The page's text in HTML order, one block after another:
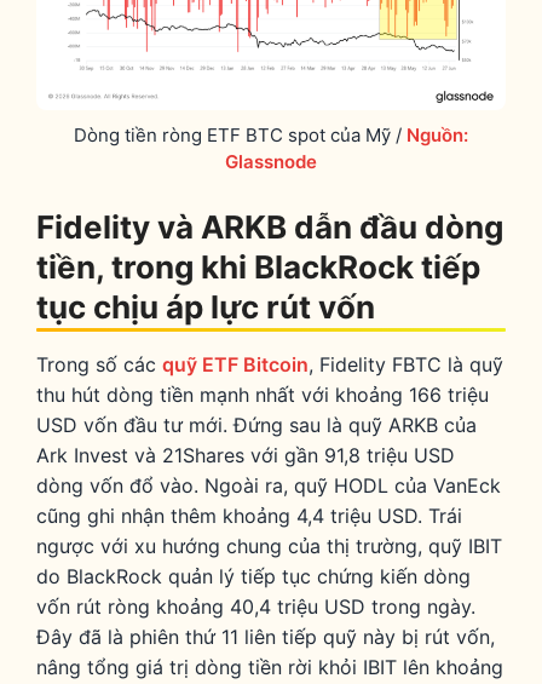
Dòng tiền ròng ETF BTC spot của Mỹ / Nguồn:
Glassnode
Fidelity và ARKB dẫn đầu dòng
tiền, trong khi BlackRock tiếp
tục chịu áp lực rút vốn
Trong số các quỹ ETF Bitcoin, Fidelity FBTC là quỹ
thu hút dòng tiền mạnh nhất với khoảng 166 triệu
USD vốn đầu tư mới. Đứng sau là quỹ ARKB của
Ark Invest và 21Shares với gần 91,8 triệu USD
dòng vốn đổ vào. Ngoài ra, quỹ HODL của VanEck
cũng ghi nhận thêm khoảng 4,4 triệu USD. Trái
ngược với xu hướng chung của thị trường, quỹ IBIT
do BlackRock quản lý tiếp tục chứng kiến dòng
vốn rút ròng khoảng 40,4 triệu USD trong ngày.
Đây đã là phiên thứ 11 liên tiếp quỹ này bị rút vốn,
nâng tổng giá trị dòng tiền rời khỏi IBIT lên khoảng